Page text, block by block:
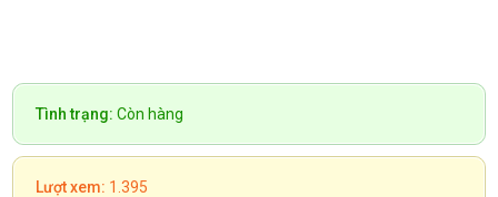
Tình trạng: Còn hàng
Lượt xem: 1.395